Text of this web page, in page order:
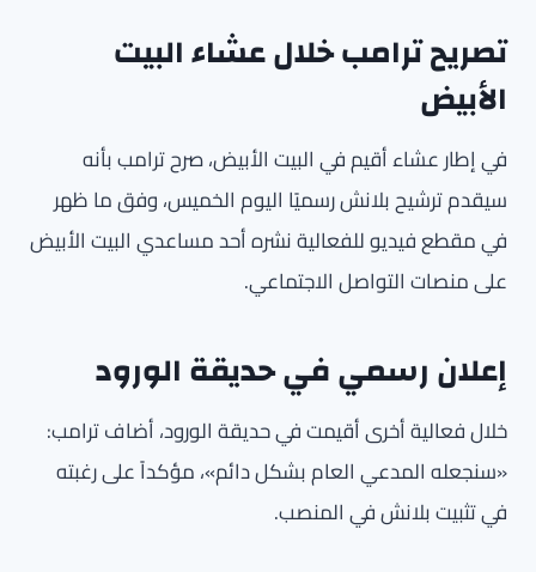
تصريح ترامب خلال عشاء البيت
الأبيض
في إطار عشاء أقيم في البيت الأبيض، صرح ترامب بأنه
سيقدم ترشيح بلانش رسميًا اليوم الخميس، وفق ما ظهر
في مقطع فيديو للفعالية نشره أحد مساعدي البيت الأبيض
على منصات التواصل الاجتماعي.
إعلان رسمي في حديقة الورود
خلال فعالية أخرى أقيمت في حديقة الورود، أضاف ترامب:
«سنجعله المدعي العام بشكل دائم»، مؤكداً على رغبته
في تثبيت بلانش في المنصب.